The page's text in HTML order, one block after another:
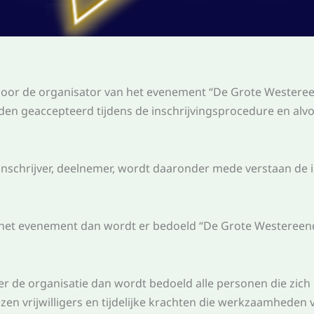
de organisator van het evenement “De Grote
geaccepteerd tijdens de inschrijvingsprocedure en
deelnemer, wordt daaronder mede verstaan de
evenement dan wordt er bedoeld “De Grote
de organisatie dan wordt bedoeld alle personen die
vrijwilligers en tijdelijke krachten die werkzaamheden